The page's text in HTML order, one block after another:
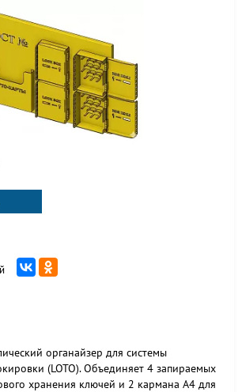
органайзер для системы
(LOTO). Объединяет 4 запираемых
хранения ключей и 2 кармана А4 для